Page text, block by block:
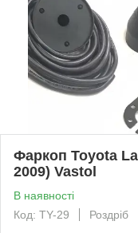
Фаркоп Toyota
2009) Vastol
В наявності
Код: TY-29
Роздріб